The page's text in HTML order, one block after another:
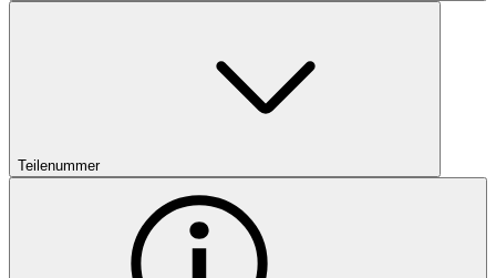
Teilenummer